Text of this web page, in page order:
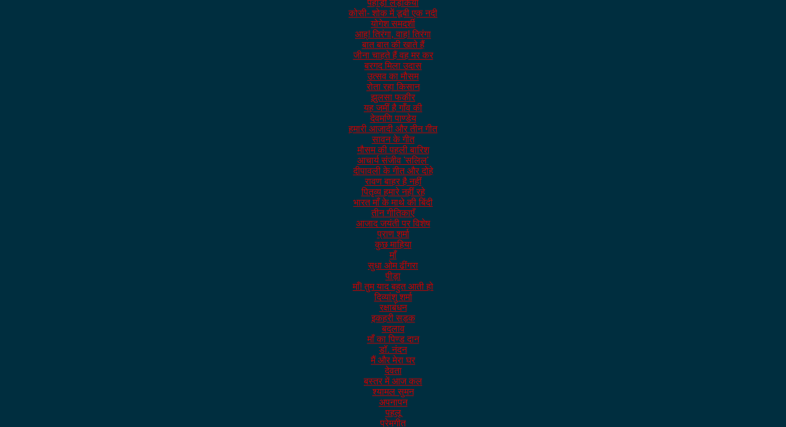
पहाड़ी लड़कियाँ
कोसी- शोक में डूबी एक नदी
योगेश समदर्शी
आह्! तिरंगा, वाह! तिरंगा
बात बात की खाते हैं
जीना चाहते हैं वह मर कर
बरगद मिला उदास
उत्सव का मौसम
रोता रहा किसान
झुलसा फकीर
यह जमीं है गाँव की
देवमणि पाण्डेय
हमारी आज़ादी और तीन गीत
सावन के गीत
मौसम की पहली बारिश
आचार्य संजीव 'सलिल'
दीपावली के गीत और दोहे
रावण बाहर है नहीं
पितृव्य हमारे नहीं रहे
भारत माँ के माथे की बिंदी
तीन गीतिकाएँ
आजाद जयंती पर विशेष
प्राण शर्मा
कुछ माहिया
माँ
सुधा ओम ढींगरा
पीड़ा
माँ! तुम याद बहुत आती हो
दिव्यांशु शर्मा
रक्षाबंधन
इकहरी सड़क
बदलाव
माँ का पिण्ड दान
डॉ. नंदन
मैं और मेरा घर
देवता
बस्तर में आज कल
श्यामल सुमन
अपनापन
पहलू
प्रेमगीत